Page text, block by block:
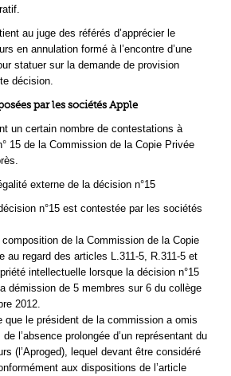
au juge des référés d’apprécier le
en annulation formé à l’encontre d’une
statuer sur la demande de provision
décision.
par les sociétés Apple
un certain nombre de contestations à
15 de la Commission de la Copie Privée
externe de la décision n°15
n°15 est contestée par les sociétés
de la Commission de la Copie
au regard des articles L.311-5, R.311-5 et
intellectuelle lorsque la décision n°15
démission de 5 membres sur 6 du collège
2012.
que le président de la commission a omis
l’absence prolongée d’un représentant du
(l’Aproged), lequel devant être considéré
aux dispositions de l’article